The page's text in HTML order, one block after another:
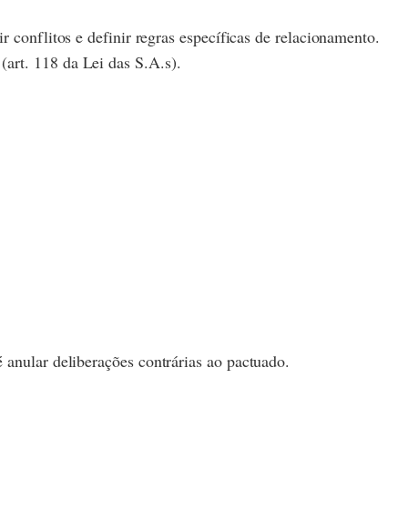
conflitos e definir regras específicas de relacionamento.
118 da Lei das S.A.s).
deliberações contrárias ao pactuado.